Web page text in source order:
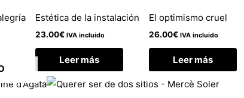
Estética de la instalación
23.00€ IVA incluido
Leer más
El optimismo cruel
26.00€ IVA incluido
Leer más